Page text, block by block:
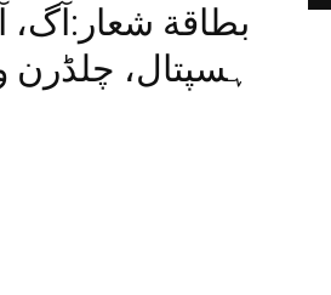
بطاقة شعار:آگ،
ہسپتال، چلڈرن